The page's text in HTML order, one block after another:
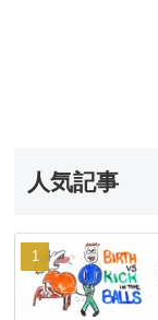
人気記事